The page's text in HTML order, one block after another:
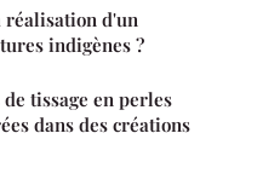
réalisation d'un
indigènes ?
tissage en perles
dans des créations